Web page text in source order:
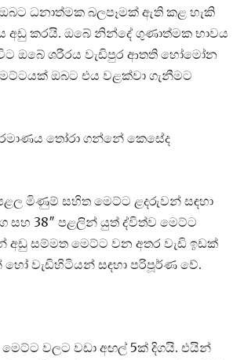
ධනාත්මක බලපෑමක් ඇති කළ හැකි
අඩු කරයි. ඔබේ නින්දේ ගුණාත්මක භාවය
ඔබේ ශරීරය වැඩිපුර ආතති හෝමෝන
ඔබට එය වළක්වා ගැනීමට
තෝරා ගන්නේ කෙසේද
පළල මිණුම් සහිත මෙට්ට ළදරුවන් සඳහා
සහ 38″ පළලින් යුත් ද්විත්ව මෙට්ට
අඩු සම්මත මෙට්ට වන අතර වැඩි ඉඩක්
වැඩිහිටියන් සඳහා පරිපූර්ණ වේ.
මෙට්ට වලට වඩා අඟල් 5ක් දිගයි. එයින්